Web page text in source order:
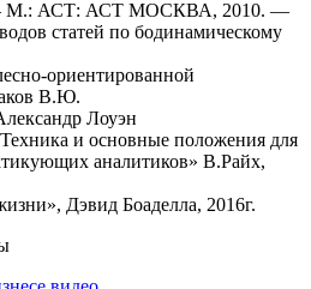
– М.: АСТ: АСТ МОСКВА, 2010. —
статей по бодинамическому
ориентированной
В.Ю.
Лоуэн
и основные положения для
аналитиков» В.Райх,
Дэвид Боаделла, 2016г.